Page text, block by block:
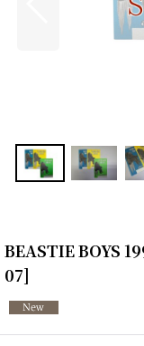
BEASTIE BOYS
07]